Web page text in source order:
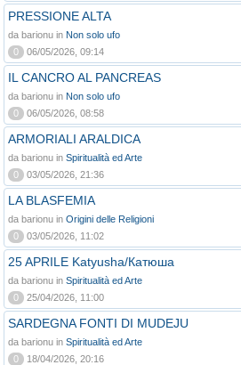
PRESSIONE ALTA
da barionu in Non solo ufo
0
06/05/2026, 09:14
IL CANCRO AL PANCREAS
da barionu in Non solo ufo
0
06/05/2026, 08:58
ARMORIALI ARALDICA
da barionu in Spiritualità ed Arte
0
03/05/2026, 21:36
LA BLASFEMIA
da barionu in Origini delle Religioni
0
03/05/2026, 11:02
25 APRILE Katyusha/Катюша
da barionu in Spiritualità ed Arte
0
25/04/2026, 11:00
SARDEGNA FONTI DI MUDEJU
da barionu in Spiritualità ed Arte
0
18/04/2026, 20:16